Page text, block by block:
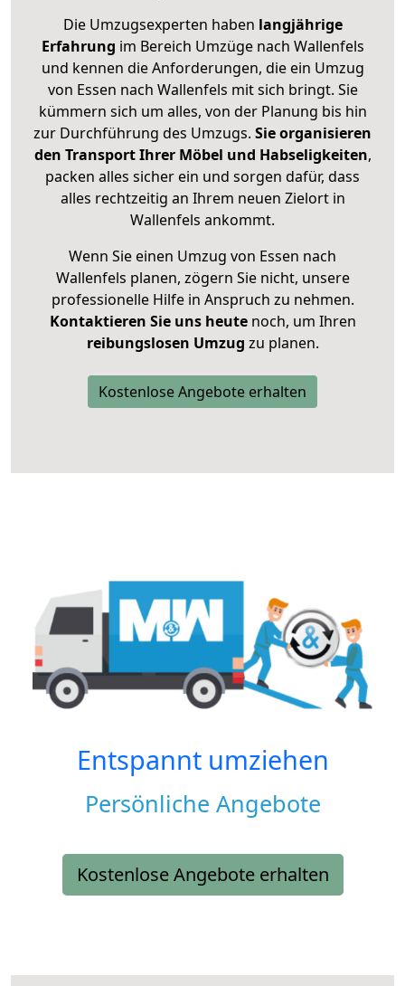
Die Umzugsexperten haben langjährige
Erfahrung im Bereich Umzüge nach Wallenfels
und kennen die Anforderungen, die ein Umzug
von Essen nach Wallenfels mit sich bringt. Sie
kümmern sich um alles, von der Planung bis hin
zur Durchführung des Umzugs. Sie organisieren
den Transport Ihrer Möbel und Habseligkeiten,
packen alles sicher ein und sorgen dafür, dass
alles rechtzeitig an Ihrem neuen Zielort in
Wallenfels ankommt.
Wenn Sie einen Umzug von Essen nach
Wallenfels planen, zögern Sie nicht, unsere
professionelle Hilfe in Anspruch zu nehmen.
Kontaktieren Sie uns heutenoch, um Ihren
reibungslosen Umzug zu planen.
Kostenlose Angebote erhalten
Entspannt umziehen
Persönliche Angebote
Kostenlose Angebote erhalten